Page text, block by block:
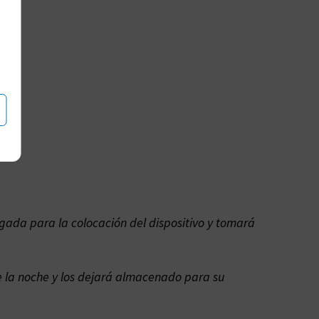
para la colocación del dispositivo y tomará
noche y los dejará almacenado para su